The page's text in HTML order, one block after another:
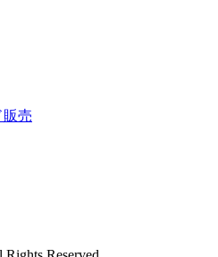
販売